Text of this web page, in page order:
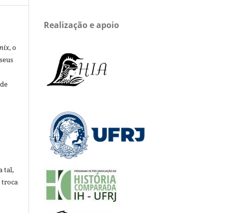
, o
tal,
troca
Realização e apoio